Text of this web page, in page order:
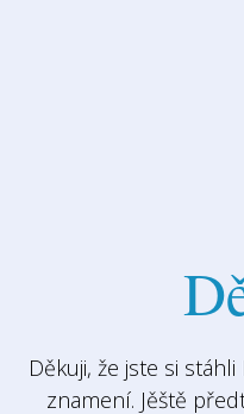
Děkuji, že jste si
znamení. Jěště